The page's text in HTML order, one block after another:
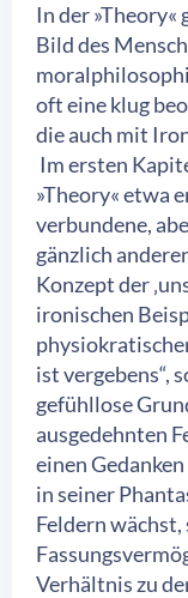
In der
Bild des
oft eine klug
die auch mit
Im ersten
»Theory« etwa
verbundene,
gänzlich
Konzept der
ironischen
ist vergebens“,
gefühllose
ausgedehnten
einen
in seiner
Feldern
Verhältnis zu